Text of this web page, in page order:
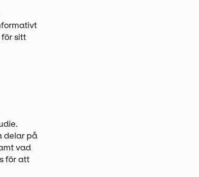
sitt
delar på
vad
för att